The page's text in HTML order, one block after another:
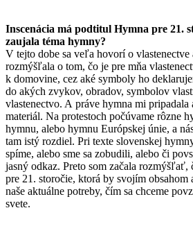
Inscenácia má podtitul Hymna pre 21.
zaujala téma hymny?
V tejto dobe sa veľa hovorí o vlastenectve
rozmýšľala o tom, čo je pre mňa
k domovine, cez aké symboly ho
do akých zvykov, obradov, symbolov
vlastenectvo. A práve hymna mi
materiál. Na protestoch počúvame rôzne
hymnu, alebo hymnu Európskej únie, a
tam istý rozdiel. Pri texte slovenskej
spíme, alebo sme sa zobudili, alebo či
jasný odkaz. Preto som začala
pre 21. storočie, ktorá by svojím obsahom
naše aktuálne potreby, čím sa chceme
svete.